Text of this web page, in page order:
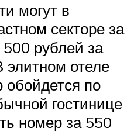
могут в
секторе за
рублей за
элитном отеле
обойдется по
гостинице
номер за 550